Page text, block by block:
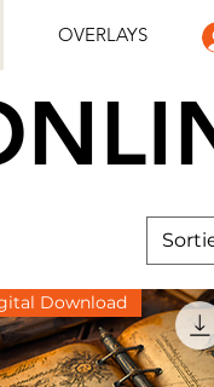
OVERLAYS
Download